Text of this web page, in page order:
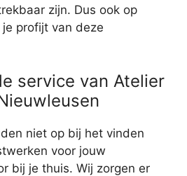
zijn. Dus ook op
profijt van deze
service van Atelier
niet op bij het vinden
voor jouw
bij je thuis. Wij zorgen er